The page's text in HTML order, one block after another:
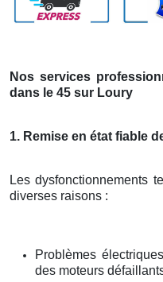
Nos services
dans le 45 sur Loury
1. Remise en état fiable
Les dysfonctionnements
diverses raisons :
Problèmes
des moteurs